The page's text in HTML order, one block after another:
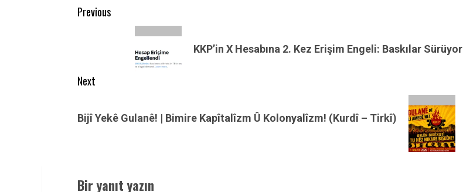
Post
navigation
Previous
KKP’in X Hesabına 2. Kez Erişim Engeli: Baskılar Sürüyor
Next
post:
Bijî Yekê Gulanê! | Bimire Kapîtalîzm Û Kolonyalîzm! (Kurdî – Tirkî)
Bir yanıt yazın